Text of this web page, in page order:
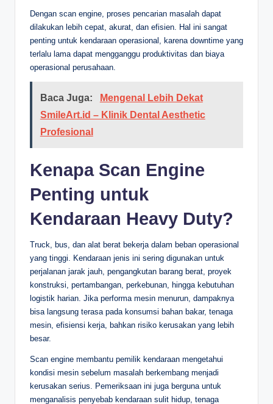
Dengan scan engine, proses pencarian masalah dapat
dilakukan lebih cepat, akurat, dan efisien. Hal ini sangat
penting untuk kendaraan operasional, karena downtime yang
terlalu lama dapat mengganggu produktivitas dan biaya
operasional perusahaan.
Baca Juga:
Mengenal Lebih Dekat
SmileArt.id – Klinik Dental Aesthetic
Profesional
Kenapa Scan Engine
Penting untuk
Kendaraan Heavy Duty?
Truck, bus, dan alat berat bekerja dalam beban operasional
yang tinggi. Kendaraan jenis ini sering digunakan untuk
perjalanan jarak jauh, pengangkutan barang berat, proyek
konstruksi, pertambangan, perkebunan, hingga kebutuhan
logistik harian. Jika performa mesin menurun, dampaknya
bisa langsung terasa pada konsumsi bahan bakar, tenaga
mesin, efisiensi kerja, bahkan risiko kerusakan yang lebih
besar.
Scan engine membantu pemilik kendaraan mengetahui
kondisi mesin sebelum masalah berkembang menjadi
kerusakan serius. Pemeriksaan ini juga berguna untuk
menganalisis penyebab kendaraan sulit hidup, tenaga